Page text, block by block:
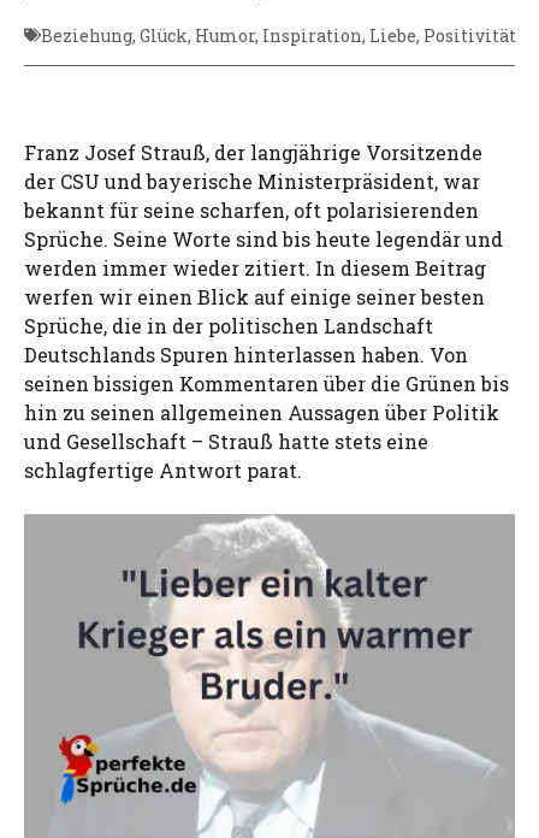
Beziehung, Glück, Humor, Inspiration, Liebe, Positivität
Franz Josef Strauß, der langjährige Vorsitzende
der CSU und bayerische Ministerpräsident, war
bekannt für seine scharfen, oft polarisierenden
Sprüche. Seine Worte sind bis heute legendär und
werden immer wieder zitiert. In diesem Beitrag
werfen wir einen Blick auf einige seiner besten
Sprüche, die in der politischen Landschaft
Deutschlands Spuren hinterlassen haben. Von
seinen bissigen Kommentaren über die Grünen bis
hin zu seinen allgemeinen Aussagen über Politik
und Gesellschaft – Strauß hatte stets eine
schlagfertige Antwort parat.